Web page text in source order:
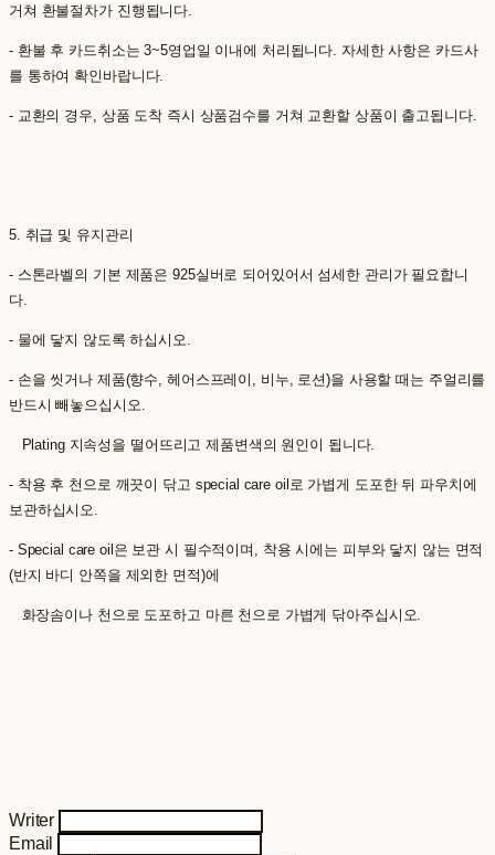
거쳐 환불절차가 진행됩니다.
- 환불 후 카드취소는 3~5영업일 이내에 처리됩니다. 자세한 사항은 카드사
를 통하여 확인바랍니다.
- 교환의 경우, 상품 도착 즉시 상품검수를 거쳐 교환할 상품이 출고됩니다.
5. 취급 및 유지관리
- 스톤라벨의 기본 제품은 925실버로 되어있어서 섬세한 관리가 필요합니
다.
- 물에 닿지 않도록 하십시오.
- 손을 씻거나 제품(향수, 헤어스프레이, 비누, 로션)을 사용할 때는 주얼리를
반드시 빼놓으십시오.
Plating 지속성을 떨어뜨리고 제품변색의 원인이 됩니다.
- 착용 후 천으로 깨끗이 닦고 special care oil로 가볍게 도포한 뒤 파우치에
보관하십시오.
- Special care oil은 보관 시 필수적이며, 착용 시에는 피부와 닿지 않는 면적
(반지 바디 안쪽을 제외한 면적)에
화장솜이나 천으로 도포하고 마른 천으로 가볍게 닦아주십시오.
Writer
Email